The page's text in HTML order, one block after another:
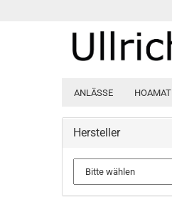
ANLÄSSE HOAMAT
Hersteller